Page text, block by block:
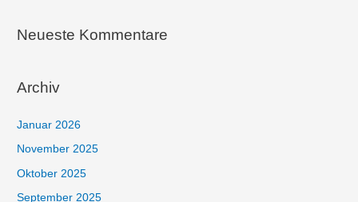
Neueste Kommentare
Archiv
Januar 2026
November 2025
Oktober 2025
September 2025